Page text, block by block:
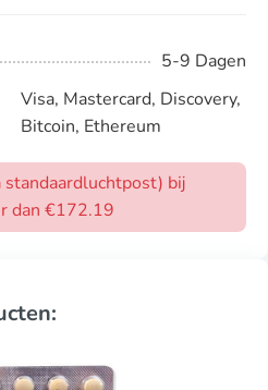
5-9 Dagen
Visa, Mastercard, Discovery,
Bitcoin, Ethereum
standaardluchtpost) bij
dan €172.19